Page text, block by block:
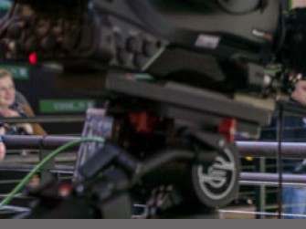
Zum
Inhalt
springen